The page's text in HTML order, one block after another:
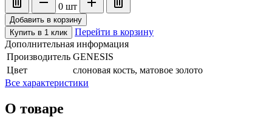
0 шт
Добавить в корзину
Купить в 1 клик
Перейти в корзину
Дополнительная информация
Производитель GENESIS
Цвет
слоновая кость, матовое золото
Все характеристики
О товаре